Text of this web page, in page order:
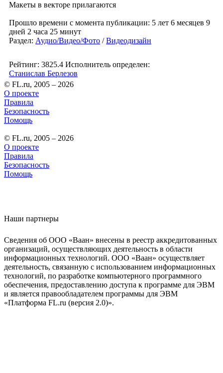
Макеты в векторе прилагаются
Прошло времени с момента публикации: 5 лет 6 месяцев 9
дней 2 часа 25 минут
Раздел: Аудио/Видео/Фото /Видеодизайн
Рейтинг: 3825.4 Исполнитель определен:
Станислав Берлезов
© FL.ru, 2005 – 2026
О проекте
Правила
Безопасность
Помощь
© FL.ru, 2005 – 2026
О проекте
Правила
Безопасность
Помощь
Наши партнеры
Сведения об ООО «Ваан» внесены в реестр аккредитованных
организаций, осуществляющих деятельность в области
информационных технологий. ООО «Ваан» осуществляет
деятельность, связанную с использованием информационных
технологий, по разработке компьютерного программного
обеспечения, предоставлению доступа к программе для ЭВМ
и является правообладателем программы для ЭВМ
«Платформа FL.ru (версия 2.0)».